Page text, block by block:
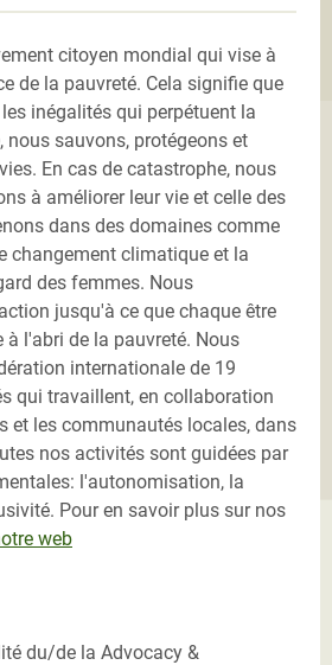
citoyen mondial qui vise à
de la pauvreté. Cela signifie que
inégalités qui perpétuent la
nous sauvons, protégeons et
En cas de catastrophe, nous
à améliorer leur vie et celle des
dans des domaines comme
changement climatique et la
des femmes. Nous
jusqu'à ce que chaque être
à l'abri de la pauvreté. Nous
internationale de 19
qui travaillent, en collaboration
et les communautés locales, dans
nos activités sont guidées par
l'autonomisation, la
Pour en savoir plus sur nos
web
du/de la Advocacy &